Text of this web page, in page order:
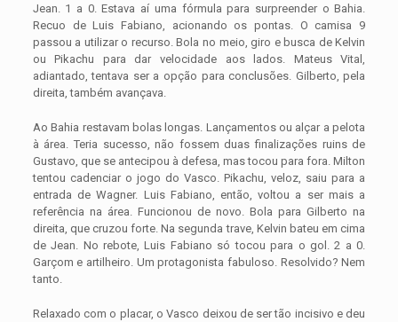
Jean. 1 a 0. Estava aí uma fórmula para surpreender o Bahia.
Recuo de Luis Fabiano, acionando os pontas. O camisa 9
passou a utilizar o recurso. Bola no meio, giro e busca de Kelvin
ou Pikachu para dar velocidade aos lados. Mateus Vital,
adiantado, tentava ser a opção para conclusões. Gilberto, pela
direita, também avançava.
Ao Bahia restavam bolas longas. Lançamentos ou alçar a pelota
à área. Teria sucesso, não fossem duas finalizações ruins de
Gustavo, que se antecipou à defesa, mas tocou para fora. Milton
tentou cadenciar o jogo do Vasco. Pikachu, veloz, saiu para a
entrada de Wagner. Luis Fabiano, então, voltou a ser mais a
referência na área. Funcionou de novo. Bola para Gilberto na
direita, que cruzou forte. Na segunda trave, Kelvin bateu em cima
de Jean. No rebote, Luis Fabiano só tocou para o gol. 2 a 0.
Garçom e artilheiro. Um protagonista fabuloso. Resolvido? Nem
tanto.
Relaxado com o placar, o Vasco deixou de ser tão incisivo e deu